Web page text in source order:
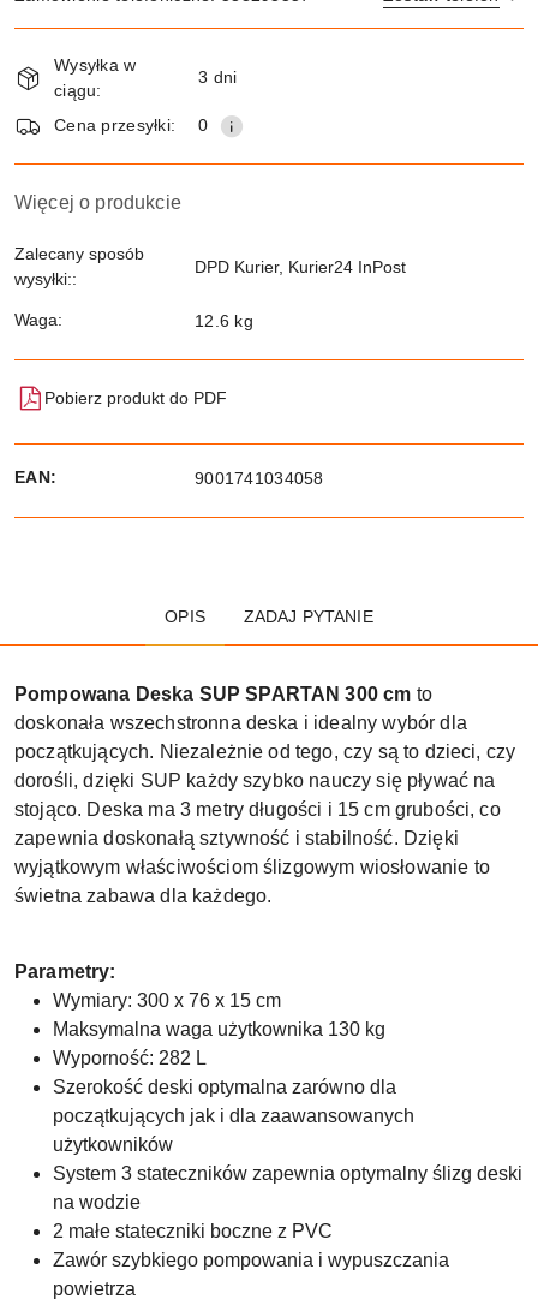
Dostępność
i
dostawa
Wysyłka w
ciągu:
3 dni
Cena przesyłki: 0
Więcej o produkcie
Zalecany sposób
wysyłki::
DPD Kurier, Kurier24 InPost
Waga: 12.6 kg
Pobierz produkt do PDF
EAN: 9001741034058
OPIS ZADAJ PYTANIE
Pompowana Deska SUP SPARTAN 300 cm to
doskonała wszechstronna deska i idealny wybór dla
początkujących. Niezależnie od tego, czy są to dzieci, czy
dorośli, dzięki SUP każdy szybko nauczy się pływać na
stojąco. Deska ma 3 metry długości i 15 cm grubości, co
zapewnia doskonałą sztywność i stabilność. Dzięki
wyjątkowym właściwościom ślizgowym wiosłowanie to
świetna zabawa dla każdego.
Parametry:
Wymiary: 300 x 76 x 15 cm
Maksymalna waga użytkownika 130 kg
Wyporność: 282 L
Szerokość deski optymalna zarówno dla
początkujących jak i dla zaawansowanych
użytkowników
System 3 stateczników zapewnia optymalny ślizg deski
na wodzie
2 małe stateczniki boczne z PVC
Zawór szybkiego pompowania i wypuszczania
powietrza